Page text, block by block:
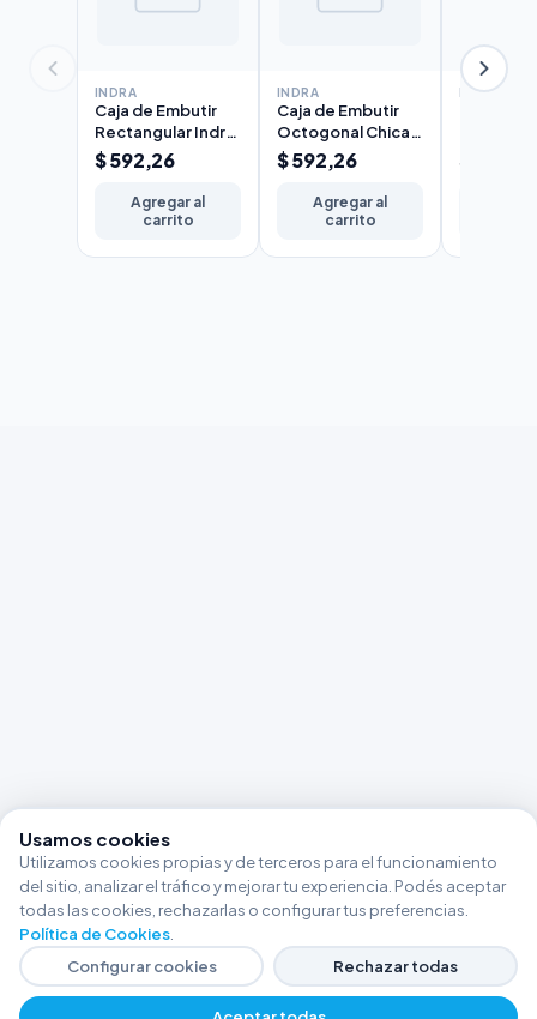
INDRA
Caja de Embutir
Rectangular Indra
5x10cm Chapa
N°20 Liviana
$ 592,26
Agregar al
carrito
INDRA
Caja de Embutir
Octogonal Chica
Indra 7x7cm
Chapa N°20
$ 592,26
Agregar al
carrito
INDRA
$
Usamos cookies
Utilizamos cookies propias y de terceros para el funcionamiento
del sitio, analizar el tráfico y mejorar tu experiencia. Podés aceptar
todas las cookies, rechazarlas o configurar tus preferencias.
Política de Cookies
Configurar cookies
Rechazar todas